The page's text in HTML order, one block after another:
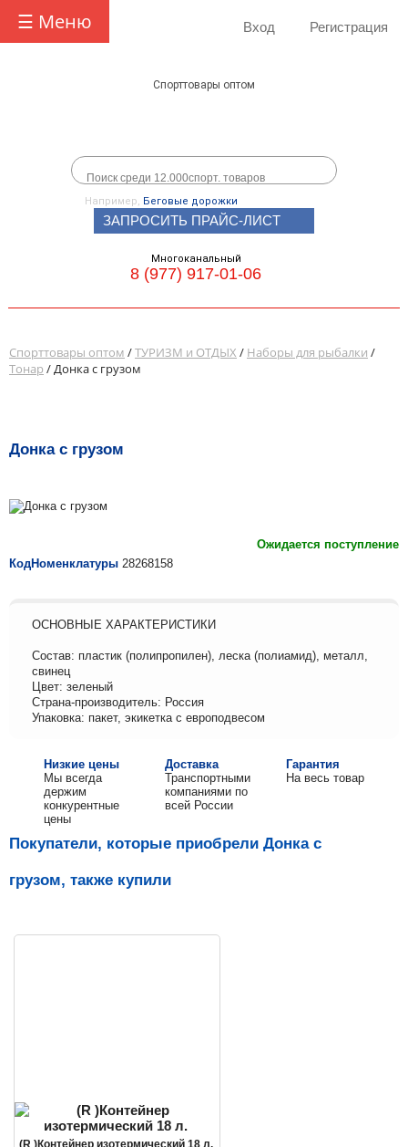
☰ Меню Вход Регистрация
Спорттовары оптом
Например, Беговые дорожки
ЗАПРОСИТЬ ПРАЙС-ЛИСТ
Многоканальный
8 (977) 917-01-06
Спорттовары оптом /ТУРИЗМ и ОТДЫХ / Наборы для рыбалки /
Тонар / Донка с грузом
Донка с грузом
Ожидается поступление
КодНоменклатуры 28268158
ОСНОВНЫЕ ХАРАКТЕРИСТИКИ
Состав: пластик (полипропилен), леска (полиамид), металл,
свинец
Цвет: зеленый
Страна-производитель: Россия
Упаковка: пакет, экикетка с европодвесом
Низкие цены
Мы всегда
держим
конкурентные
цены
Доставка
Транспортными
компаниями по
всей России
Гарантия
На весь товар
Покупатели, которые приобрели Донка с
грузом, также купили
(R )Контейнер изотермический 18 л.